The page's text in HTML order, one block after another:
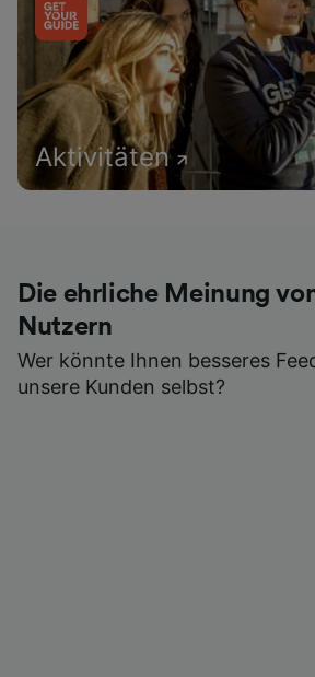
Aktivitäten
Die ehrliche Meinung
Nutzern
Wer könnte Ihnen besseres
unsere Kunden selbst?